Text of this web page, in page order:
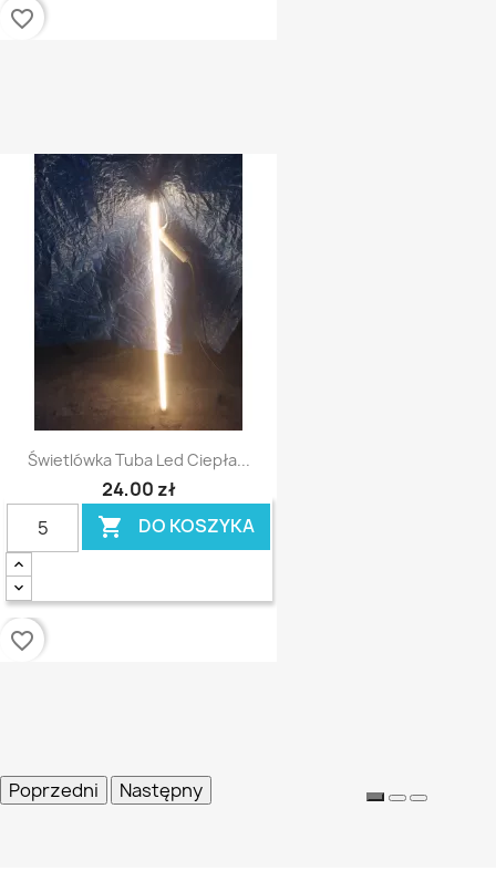
favorite_border
Świetlówka Tuba Led Ciepła...
24,00 zł
 DO KOSZYKA
favorite_border
Poprzedni Następny